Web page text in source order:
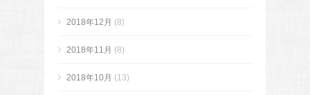
2018年12月 (8)
2018年11月 (8)
2018年10月 (13)